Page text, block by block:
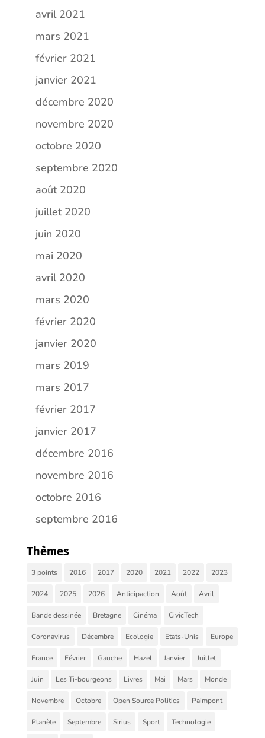
avril 2021
mars 2021
février 2021
janvier 2021
décembre 2020
novembre 2020
octobre 2020
septembre 2020
août 2020
juillet 2020
juin 2020
mai 2020
avril 2020
mars 2020
février 2020
janvier 2020
mars 2019
mars 2017
février 2017
janvier 2017
décembre 2016
novembre 2016
octobre 2016
septembre 2016
Thèmes
3 points 2016 2017 2020 2021 2022 2023
2024 2025 2026 Anticipaction Août Avril
Bande dessinée Bretagne Cinéma CivicTech
Coronavirus Décembre Ecologie Etats-Unis Europe
France Février Gauche Hazel Janvier Juillet
Juin Les Ti-bourgeons Livres Mai Mars Monde
Novembre Octobre Open Source Politics Paimpont
Planète Septembre Sirius Sport Technologie